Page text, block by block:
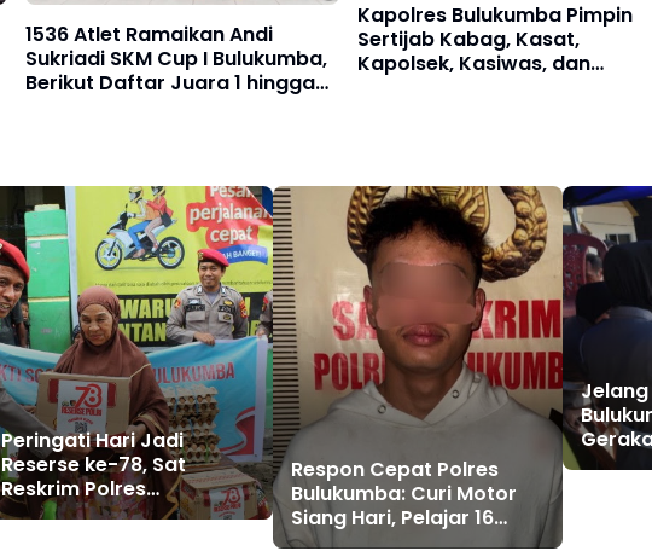
1536 Atlet Ramaikan Andi
Sukriadi SKM Cup I Bulukumba,
Berikut Daftar Juara 1 hingga
Kapolres Bulukumba Pimpin
Sertijab Kabag, Kasat,
Kapolsek, Kasiwas, dan
Peringati Hari Jadi
Reserse ke-78, Sat
Reskrim Polres
Bulukumba Gelar Baksos
Respon Cepat Polres
Bulukumba: Curi Motor
Siang Hari, Pelajar 16
Tahun Diciduk Kurang
Jelang
1.250